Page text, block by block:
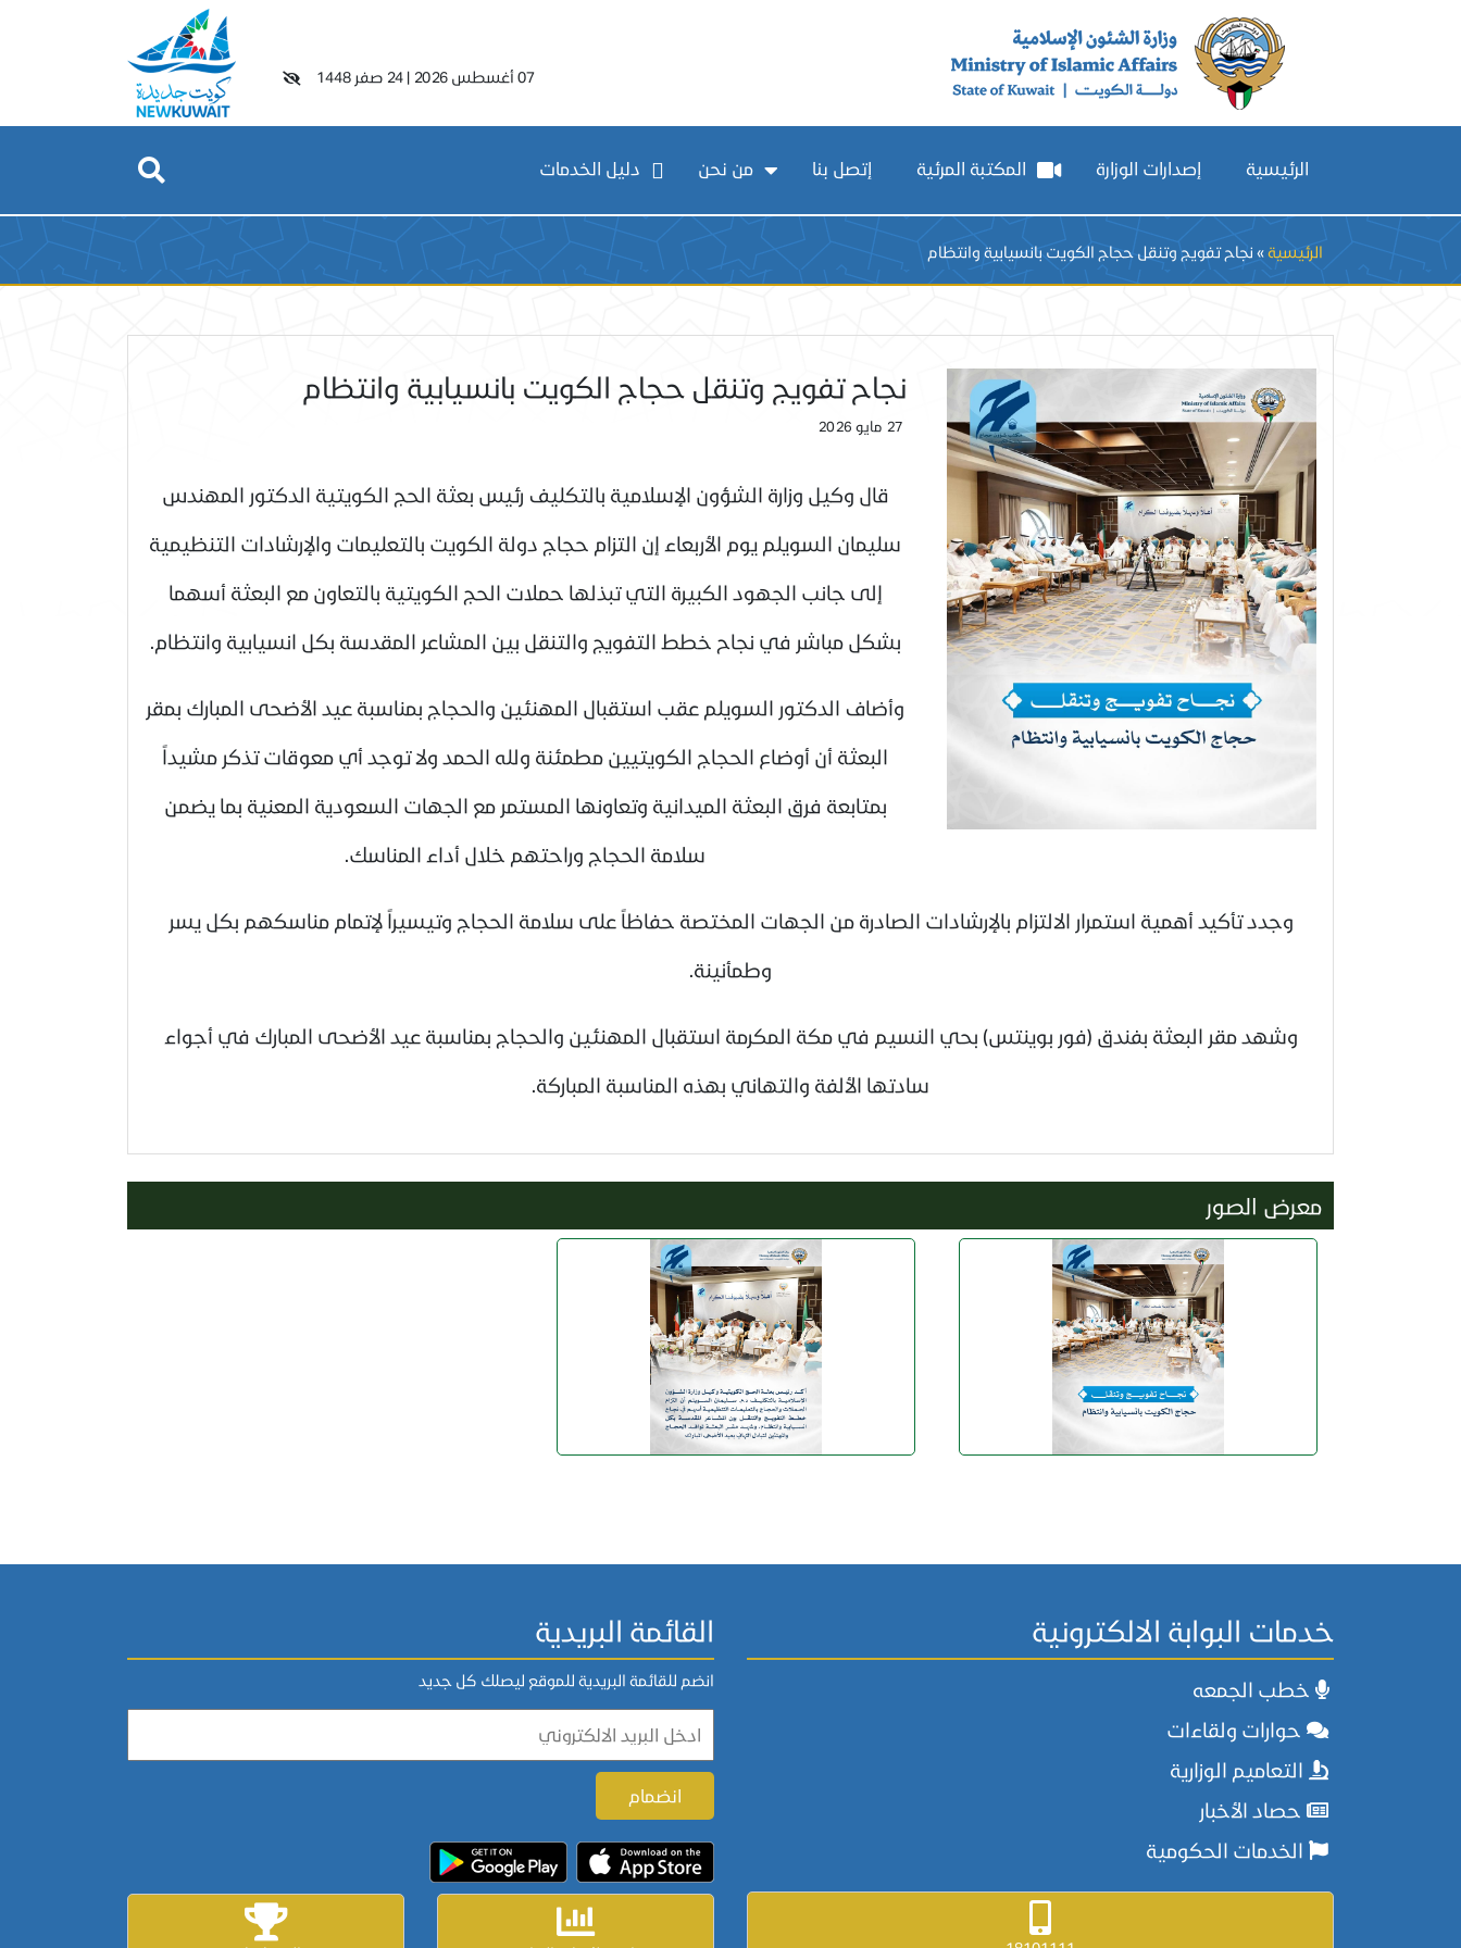
07 أغسطس 2026 | 24 صفر 1448
الرئيسية إصدارات الوزارة المكتبة المرئية إتصل بنا من نحن دليل الخدمات
Breadcrumb
الرئيسية نجاح تفويج وتنقل حجاج الكويت بانسيابية وانتظام
نجاح تفويج وتنقل حجاج الكويت بانسيابية وانتظام
27 مايو 2026
قال وكيل وزارة الشؤون الإسلامية بالتكليف رئيس بعثة الحج الكويتية الدكتور المهندس
سليمان السويلم يوم الأربعاء إن التزام حجاج دولة الكويت بالتعليمات والإرشادات التنظيمية
إلى جانب الجهود الكبيرة التي تبذلها حملات الحج الكويتية بالتعاون مع البعثة أسهما
بشكل مباشر في نجاح خطط التفويج والتنقل بين المشاعر المقدسة بكل انسيابية وانتظام.
وأضاف الدكتور السويلم عقب استقبال المهنئين والحجاج بمناسبة عيد الأضحى المبارك بمقر
البعثة أن أوضاع الحجاج الكويتيين مطمئنة ولله الحمد ولا توجد أي معوقات تذكر مشيداً
بمتابعة فرق البعثة الميدانية وتعاونها المستمر مع الجهات السعودية المعنية بما يضمن
سلامة الحجاج وراحتهم خلال أداء المناسك.
وجدد تأكيد أهمية استمرار الالتزام بالإرشادات الصادرة من الجهات المختصة حفاظاً على سلامة الحجاج وتيسيراً لإتمام مناسكهم بكل يسر
وطمأنينة.
وشهد مقر البعثة بفندق (فور بوينتس) بحي النسيم في مكة المكرمة استقبال المهنئين والحجاج بمناسبة عيد الأضحى المبارك في أجواء
سادتها الألفة والتهاني بهذه المناسبة المباركة.
معرض الصور
خدمات البوابة الالكترونية
خطب الجمعه
حوارات ولقاءات
التعاميم الوزارية
حصاد الأخبار
الخدمات الحكومية
القائمة البريدية
انضم للقائمة البريدية للموقع ليصلك كل جديد